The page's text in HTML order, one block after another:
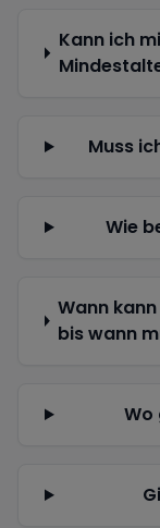
Kann ich
Muss
Wie
Wann
bis wann
Wo